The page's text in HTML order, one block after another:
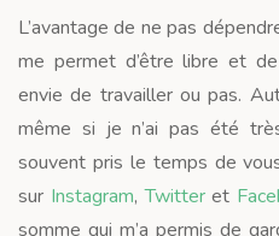
L’avantage de ne pas
me permet d’être libre et
envie de travailler ou pas.
même si je n’ai pas été
souvent pris le temps de
sur Instagram,Twitteret
somme qui m’a permis de